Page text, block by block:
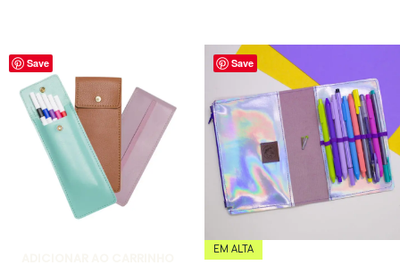
Save Save
EM ALTA